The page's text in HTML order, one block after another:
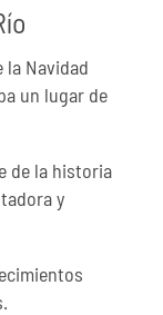
la Navidad
un lugar de
de la historia
y